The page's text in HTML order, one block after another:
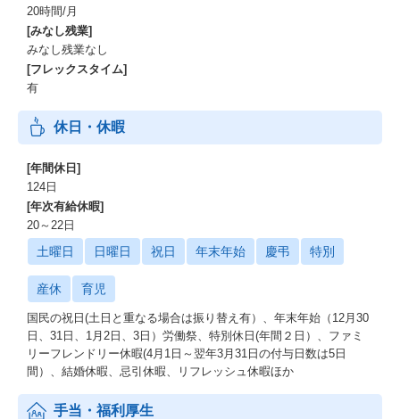
20時間/月
[みなし残業]
みなし残業なし
[フレックスタイム]
有
休日・休暇
[年間休日]
124日
[年次有給休暇]
20～22日
土曜日 日曜日 祝日 年末年始 慶弔 特別
産休 育児
国民の祝日(土日と重なる場合は振り替え有）、年末年始（12月30
日、31日、1月2日、3日）労働祭、特別休日(年間２日）、ファミ
リーフレンドリー休暇(4月1日～翌年3月31日の付与日数は5日
間）、結婚休暇、忌引休暇、リフレッシュ休暇ほか
手当・福利厚生